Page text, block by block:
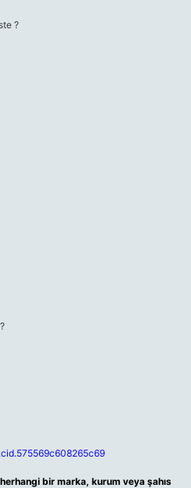
?
bir marka, kurum veya şahıs